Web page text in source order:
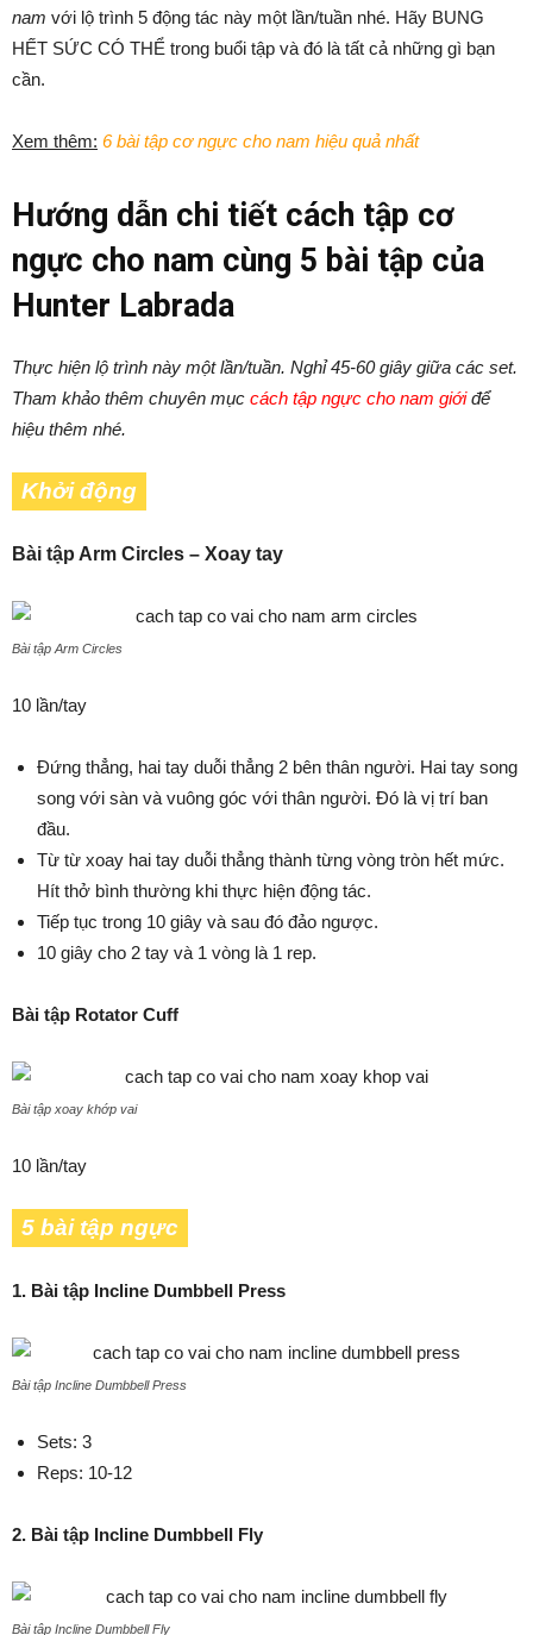
nam với lộ trình 5 động tác này một lần/tuần nhé. Hãy BUNG
HẾT SỨC CÓ THỂ trong buổi tập và đó là tất cả những gì bạn
cần.
Xem thêm: 6 bài tập cơ ngực cho nam hiệu quả nhất
Hướng dẫn chi tiết cách tập cơ
ngực cho nam cùng 5 bài tập của
Hunter Labrada
Thực hiện lộ trình này một lần/tuần. Nghỉ 45-60 giây giữa các set.
Tham khảo thêm chuyên mục cách tập ngực cho nam giớiđể
hiệu thêm nhé.
Khởi động
Bài tập Arm Circles – Xoay tay
Bài tập Arm Circles
10 lần/tay
Đứng thẳng, hai tay duỗi thẳng 2 bên thân người. Hai tay song
song với sàn và vuông góc với thân người. Đó là vị trí ban
đầu.
Từ từ xoay hai tay duỗi thẳng thành từng vòng tròn hết mức.
Hít thở bình thường khi thực hiện động tác.
Tiếp tục trong 10 giây và sau đó đảo ngược.
10 giây cho 2 tay và 1 vòng là 1 rep.
Bài tập Rotator Cuff
Bài tập xoay khớp vai
10 lần/tay
5 bài tập ngực
1. Bài tập Incline Dumbbell Press
Bài tập Incline Dumbbell Press
Sets: 3
Reps: 10-12
2. Bài tập Incline Dumbbell Fly
Bài tập Incline Dumbbell Fly